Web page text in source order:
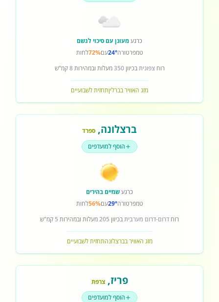
כרגעמעונן עם סיכוי לגשם
טמפרטורה24°עם72%לחות
רוחצפוניתבכיוון350מעלות ובמהירות8קמ"ש
מזג האוויר בברליןתחזית לשבועיים
ברצלונה, ספרד
הוסף למועדפים
כרגעשמיים בהירים
טמפרטורה29°עם56%לחות
רוח דרום-דרום מערביתבכיוון 205מעלות ובמהירות 5 קמ"ש
מזג האוויר בברצלונהתחזית לשבועיים
פריז,צרפת
הוסף למועדפים